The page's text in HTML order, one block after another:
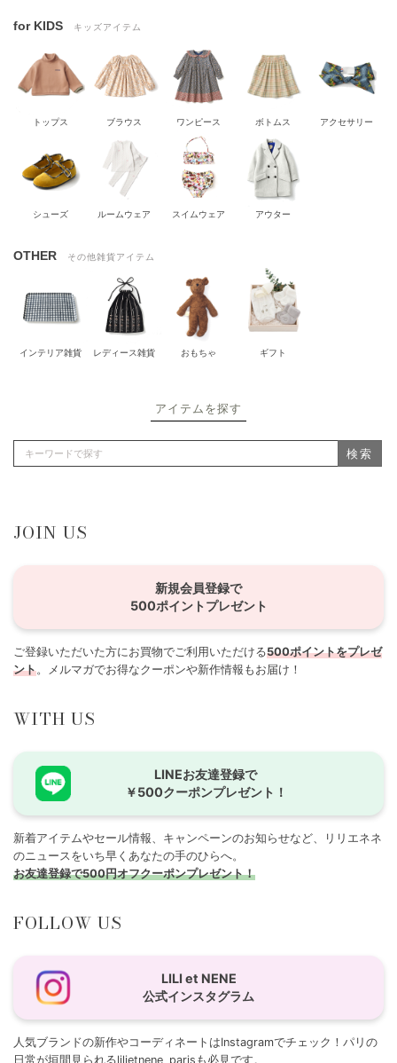
for KIDS キッズアイテム
トップス ブラウス ワンピース ボトムス アクセサリー
シューズ ルームウェア スイムウェア アウター
OTHER その他雑貨アイテム
インテリア雑貨 レディース雑貨 おもちゃ ギフト
アイテムを探す
検索
JOIN US
新規会員登録で
500ポイントプレゼント
ご登録いただいた方にお買物でご利用いただける500ポイントをプレゼ
ント。メルマガでお得なクーポンや新作情報もお届け！
WITH US
LINEお友達登録で
￥500クーポンプレゼント！
新着アイテムやセール情報、キャンペーンのお知らせなど、リリエネネ
のニュースをいち早くあなたの手のひらへ。
お友達登録で500円オフクーポンプレゼント！
FOLLOW US
LILI et NENE
公式インスタグラム
人気ブランドの新作やコーディネートはInstagramでチェック！パリの
日常が垣間見られるlilietnene_paris も必見です。